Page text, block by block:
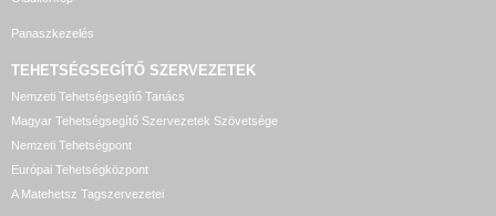
Panaszkezelés
TEHETSÉGSEGÍTŐ SZERVEZETEK
Nemzeti Tehetségsegítő Tanács
Magyar Tehetségsegítő Szervezetek Szövetsége
Nemzeti Tehetségpont
Európai Tehetségközpont
A Matehetsz Tagszervezetei